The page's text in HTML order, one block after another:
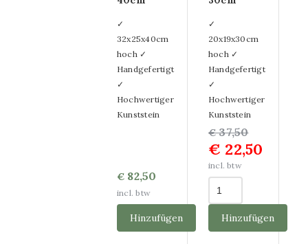
✓
32x25x40cm
hoch ✓
Handgefertigt
✓
Hochwertiger
Kunststein
€ 82,50
incl. btw
Hinzufügen
✓
20x19x30cm
hoch ✓
Handgefertigt
✓
Hochwertiger
Kunststein
€37,50
Ursprünglicher
Preis
war:
€ 37,50
€ 22,50
Aktueller
Preis
ist:
€ 22,50.
incl. btw
Hinzufügen